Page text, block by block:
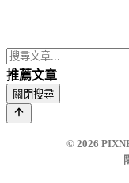
推薦文章
關閉搜尋
© 2026